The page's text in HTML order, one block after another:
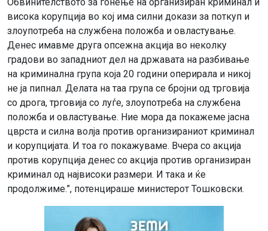
висока корупција во кој има силни докази за поткуп и
злоупотреба на службена положба и овластување.
Денес имавме друга опсежна акција во неколку
градови во западниот дел на државата на разбивање
на криминална група која 20 години оперирала и никој
не ја пипнал. Делата на таа група се бројни од трговија
со дрога, трговија со луѓе, злоупотреба на службена
положба и овластување. Ние мора да покажеме јасна
цврста и силна волја против организираниот криминал
и корупцијата. И тоа го покажуваме. Вчера со акција
против корупција денес со акција против организиран
криминал од највисоки размери. И така и ќе
продолжиме.”, потенцираше министерот Тошковски.